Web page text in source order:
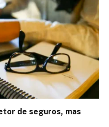
de seguros, mas